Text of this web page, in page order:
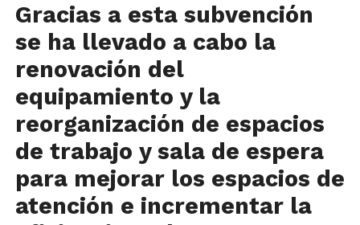
Gracias a esta subvención
se ha llevado a cabo la
renovación del
equipamiento y la
reorganización de espacios
de trabajo y sala de espera
para mejorar los espacios de
atención e incrementar la